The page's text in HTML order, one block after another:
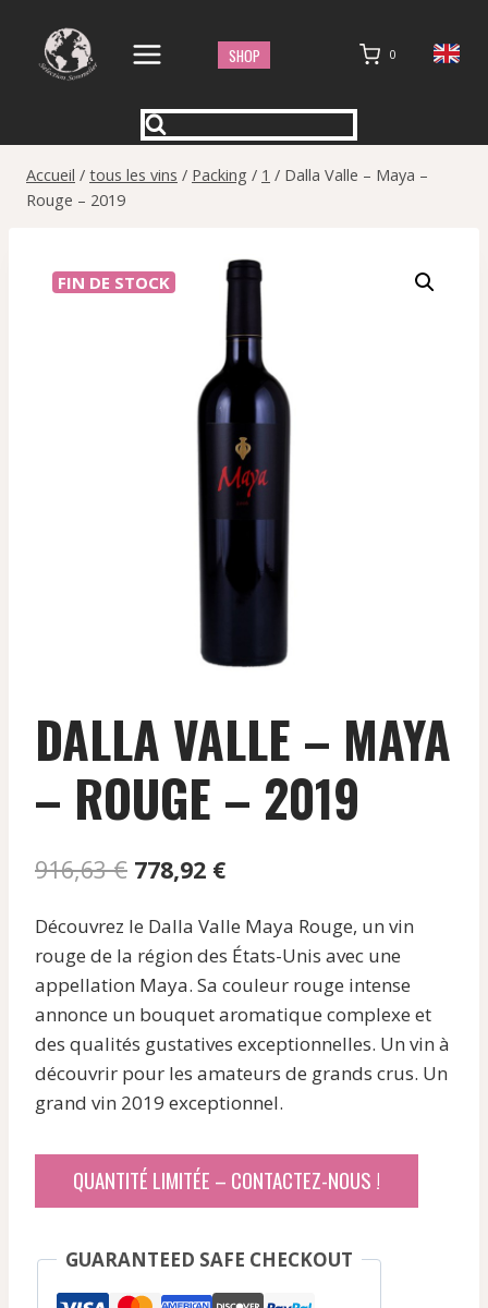
contenu
SHOP 0
Accueil / tous les vins / Packing / 1 / Dalla Valle – Maya –
Rouge – 2019
FIN DE STOCK
DALLA VALLE – MAYA
– ROUGE – 2019
916,63€ Le
initial
était :
916,63 €.
778,92 €Le
actuel
est :
778,92 €.
Découvrez le Dalla Valle Maya Rouge, un vin
rouge de la région des États-Unis avec une
appellation Maya. Sa couleur rouge intense
annonce un bouquet aromatique complexe et
des qualités gustatives exceptionnelles. Un vin à
découvrir pour les amateurs de grands crus. Un
grand vin 2019 exceptionnel.
QUANTITÉ LIMITÉE – CONTACTEZ-NOUS !
GUARANTEED SAFE CHECKOUT